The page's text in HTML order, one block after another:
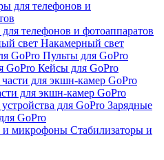
телефонов и фотоаппаратов
Накамерный свет
Пульты для GoPro
Кейсы для GoPro
для экшн-камер GoPro
Зарядные
GoPro
Стабилизаторы и